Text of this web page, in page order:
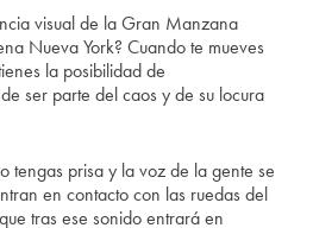
visual de la Gran Manzana
Nueva York?Cuando te mueves
la posibilidad de
ser parte delcaos yde su locura
tengas prisay la voz de la gente se
en contacto con las ruedasdel
trasese sonido entraráen